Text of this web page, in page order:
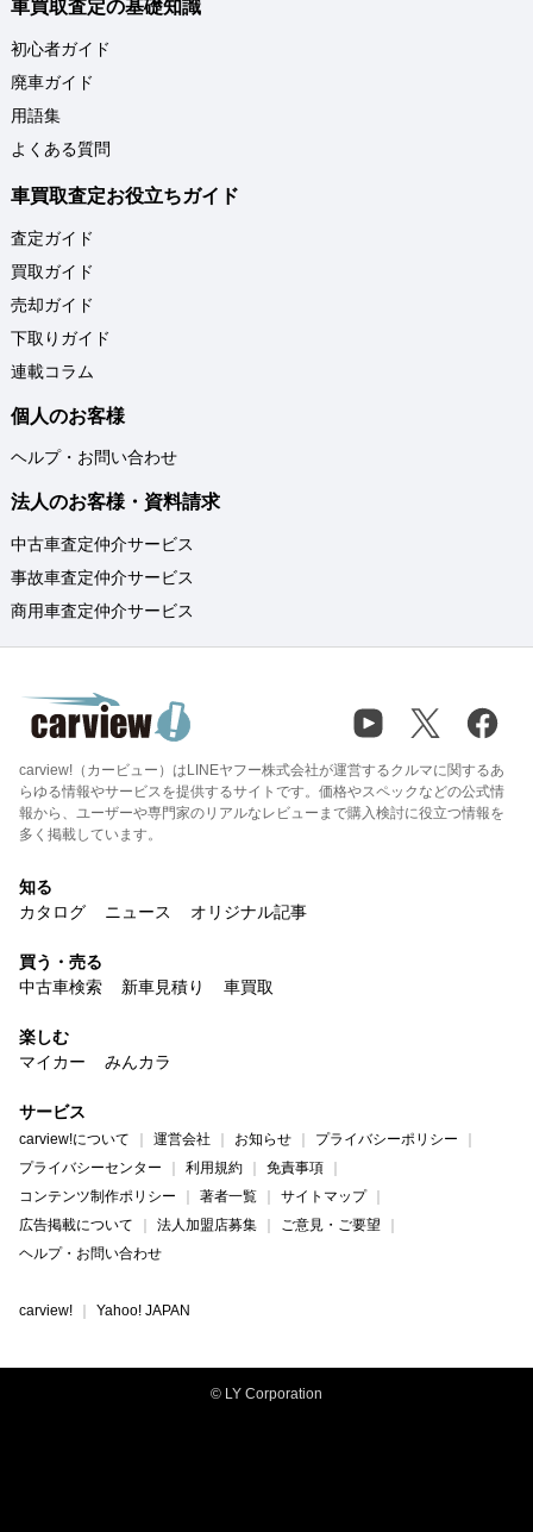
車買取査定の基礎知識
初心者ガイド
廃車ガイド
用語集
よくある質問
車買取査定お役立ちガイド
査定ガイド
買取ガイド
売却ガイド
下取りガイド
連載コラム
個人のお客様
ヘルプ・お問い合わせ
法人のお客様・資料請求
中古車査定仲介サービス
事故車査定仲介サービス
商用車査定仲介サービス
carview!（カービュー）はLINEヤフー株式会社が運営するクルマに関するあ
らゆる情報やサービスを提供するサイトです。価格やスペックなどの公式情
報から、ユーザーや専門家のリアルなレビューまで購入検討に役立つ情報を
多く掲載しています。
知る
カタログ
ニュース オリジナル記事
買う・売る
中古車検索
新車見積り 車買取
楽しむ
マイカー
みんカラ
サービス
carview!について 運営会社 お知らせ
プライバシーポリシー
プライバシーセンター
利用規約
免責事項
コンテンツ制作ポリシー
著者一覧
サイトマップ
広告掲載について
法人加盟店募集
ご意見・ご要望
ヘルプ・お問い合わせ
carview! Yahoo! JAPAN
© LY Corporation